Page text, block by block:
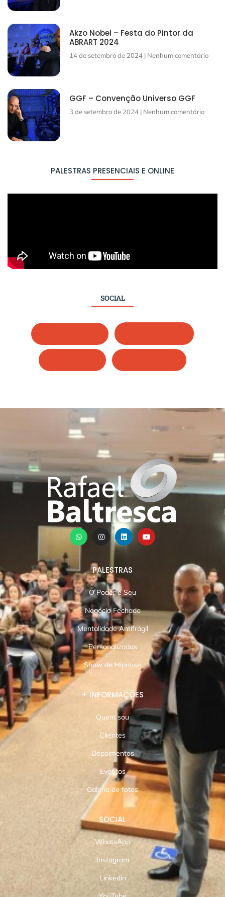
Akzo Nobel – Festa do Pintor da
ABRART 2024
14 de setembro de 2024 Nenhum comentário
GGF – Convenção Universo GGF
3 de setembro de 2024 Nenhum comentário
PALESTRAS PRESENCIAIS E ONLINE
SOCIAL
PALESTRAS
O Poder é Seu
Negócio Fechado
Mentalidade Antifrágil
Personalizadas
Show de Hipnose
+ INFORMAÇÕES
Quem sou
Clientes
Depoimentos
Eventos
Galeria de fotos
SOCIAL
WhatsApp
Instagram
Linkedin